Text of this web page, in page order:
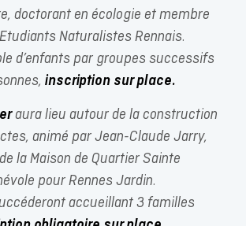
doctorant en écologie et membre
Naturalistes Rennais.
d’enfants par groupes successifs
inscription sur place.
aura lieu autour de la construction
animé par Jean-Claude Jarry,
la Maison de Quartier Sainte
pour Rennes Jardin.
accueillant 3 familles